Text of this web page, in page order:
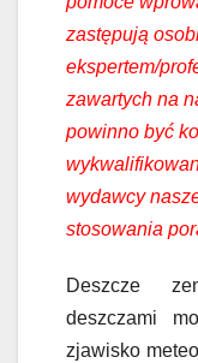
zastępują
ekspertem/
zawartych na
powinno być
wydawcy
stosowania
Deszcze
deszczami
zjawisko